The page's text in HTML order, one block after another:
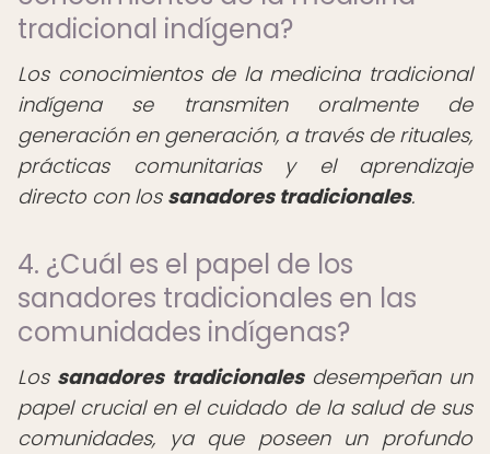
tradicional indígena?
Los conocimientos de la medicina tradicional
indígena se transmiten oralmente de
generación en generación, a través de rituales,
prácticas comunitarias y el aprendizaje
directo con los sanadores tradicionales.
4. ¿Cuál es el papel de los
sanadores tradicionales en las
comunidades indígenas?
Los sanadores tradicionalesdesempeñan un
papel crucial en el cuidado de la salud de sus
comunidades, ya que poseen un profundo